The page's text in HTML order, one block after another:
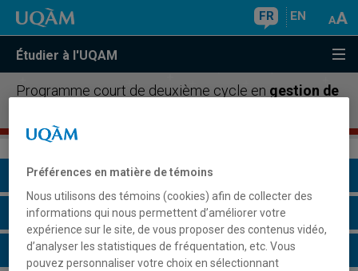
FR EN
Étudier à l'UQAM
Programme court de deuxième cycle en gestion de
Présentation du programme
Conditions d'admission
Cours à suivre et horaires
Préférences en matière de témoins
Nous utilisons des témoins (cookies) afin de collecter des
informations qui nous permettent d’améliorer votre
expérience sur le site, de vous proposer des contenus vidéo,
d’analyser les statistiques de fréquentation, etc. Vous
pouvez personnaliser votre choix en sélectionnant